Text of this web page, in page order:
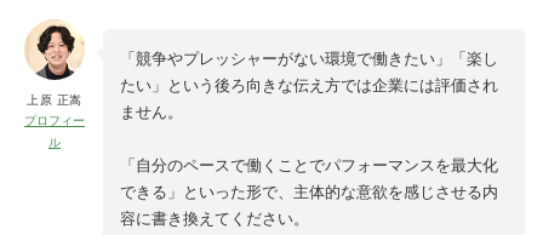
上原 正嵩
プロフィー
ル
「競争やプレッシャーがない環境で働きたい」「楽し
たい」という後ろ向きな伝え方では企業には評価され
ません。
「自分のペースで働くことでパフォーマンスを最大化
できる」といった形で、主体的な意欲を感じさせる内
容に書き換えてください。